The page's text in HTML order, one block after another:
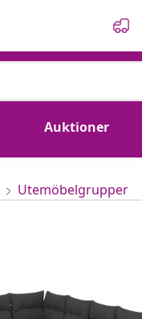
Auktioner
Utemöbelgrupper